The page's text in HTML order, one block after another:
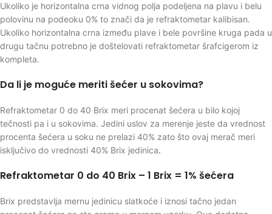
Ukoliko je horizontalna crna vidnog polja podeljena na plavu i belu
polovinu na podeoku 0% to znači da je refraktometar kalibisan.
Ukoliko horizontalna crna između plave i bele površine kruga pada u
drugu tačnu potrebno je doštelovati refraktometar šrafcigerom iz
kompleta.
Da li je moguće meriti šećer u sokovima?
Refraktometar 0 do 40 Brix meri procenat šećera u bilo kojoj
tečnosti pa i u sokovima. Jedini uslov za merenje jeste da vrednost
procenta šećera u soku ne prelazi 40% zato što ovaj merač meri
isključivo do vrednosti 40% Brix jedinica.
Refraktometar 0 do 40 Brix – 1 Brix = 1% šećera
Brix predstavlja mernu jedinicu slatkoće i iznosi tačno jedan